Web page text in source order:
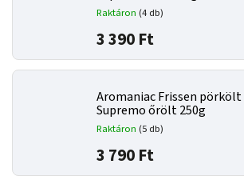
Raktáron (4 db)
3 390 Ft
Aromaniac Frissen
Supremo őrölt 250g
Raktáron (5 db)
3 790 Ft